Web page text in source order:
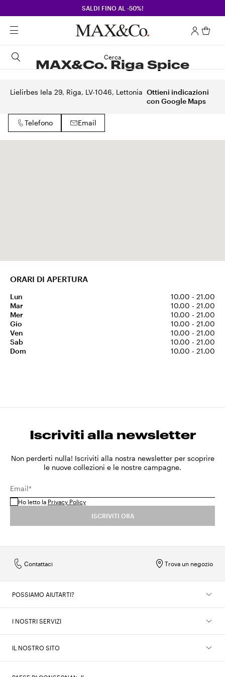
SALDI FINO AL -50%!
Cerca
MAX&Co. Riga Spice
Lielirbes Iela 29, Riga, LV-1046, Lettonia Ottieni indicazioni
con Google Maps
Telefono Email
ORARI DI APERTURA
Lun
10.00 - 21.00
Mar
10.00 - 21.00
Mer
10.00 - 21.00
Gio
10.00 - 21.00
Ven
10.00 - 21.00
Sab
10.00 - 21.00
Dom
10.00 - 21.00
Iscriviti alla newsletter
Non perderti nulla! Iscriviti alla nostra newsletter per scoprire
le nuove collezioni e le nostre campagne.
Email*
Ho letto la Privacy Policy
ISCRIVITI ORA
Trova un negozio
Contattaci
POSSIAMO AIUTARTI?
I NOSTRI SERVIZI
IL NOSTRO SITO